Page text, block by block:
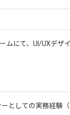
ムにて、UI/UXデザ
ーとしての実務経験